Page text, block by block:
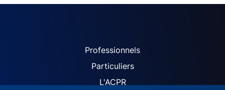
ACPR site navigation
Professionnels
Particuliers
L'ACPR